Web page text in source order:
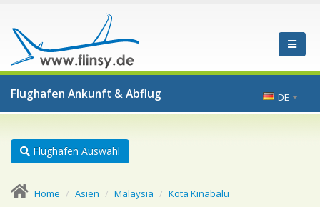
Flughafen Ankunft & Abflug DE
Flughafen Auswahl
Home Asien Malaysia Kota Kinabalu